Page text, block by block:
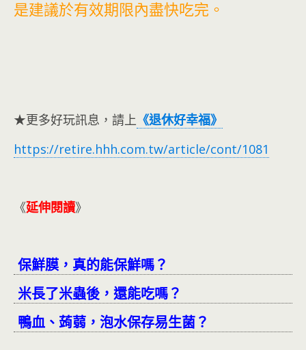
是建議於有效期限內盡快吃完。
★更多好玩訊息，請上 《退休好幸福》
https://retire.hhh.com.tw/article/cont/1081
《延伸閱讀》
保鮮膜，真的能保鮮嗎？
米長了米蟲後，還能吃嗎？
鴨血、蒟蒻，泡水保存易生菌？